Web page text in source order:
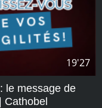
19'27
le message de
Cathobel